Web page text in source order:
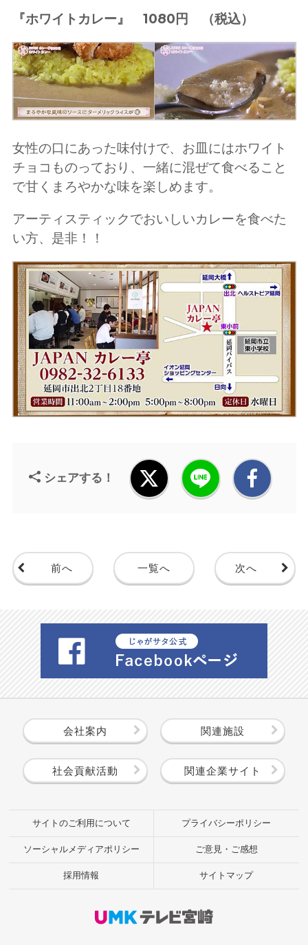
『ホワイトカレー』 1080円 （税込）
女性の口にあった味付けで、お皿にはホワイト
チョコものっており、一緒に混ぜて食べること
で甘くまろやかな味を楽しめます。
アーティスティックでおいしいカレーを食べた
い方、是非！！
シェアする！
前へ 一覧へ 次へ
会社案内 関連施設
社会貢献活動 関連企業サイト
サイトのご利用について プライバシーポリシー
ソーシャルメディアポリシー ご意見・ご感想
採用情報 サイトマップ